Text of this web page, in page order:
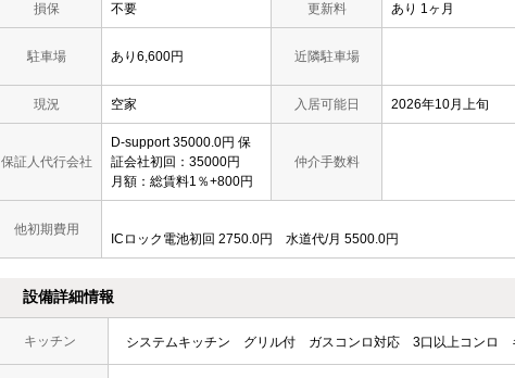
損保 不要 更新料 あり 1ヶ月
駐車場 あり6,600円 近隣駐車場
現況 空家 入居可能日 2026年10月上旬
保証人代行会社
D-support 35000.0円 保
証会社初回：35000円
月額：総賃料1％+800円
仲介手数料
他初期費用
ICロック電池初回 2750.0円 水道代/月 5500.0円
設備詳細情報
キッチン システムキッチン グリル付 ガスコンロ対応 3口以上コンロ